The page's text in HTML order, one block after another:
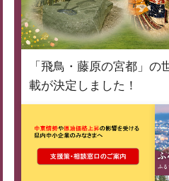
「飛鳥・藤原の宮都」
載が決定しました！